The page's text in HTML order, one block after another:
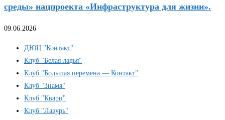
среды» нацпроекта «Инфраструктура для жизни».
09.06.2026
ДЮЦ "Контакт"
Клуб "Белая ладья"
Клуб "Большая перемена — Контакт"
Клуб "Знамя"
Клуб "Кварц"
Клуб "Лазурь"